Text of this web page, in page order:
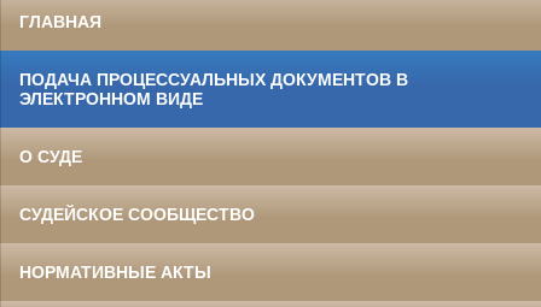
ГЛАВНАЯ
ПОДАЧА ПРОЦЕССУАЛЬНЫХ ДОКУМЕНТОВ В
ЭЛЕКТРОННОМ ВИДЕ
О СУДЕ
СУДЕЙСКОЕ СООБЩЕСТВО
НОРМАТИВНЫЕ АКТЫ